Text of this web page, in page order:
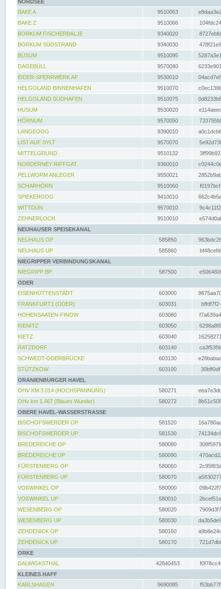
NORDSEE
BAKE A
9510063
BAKE Z
9510066
BORKUM FISCHERBALJE
9340020
BORKUM SÜDSTRAND
9340030
BÜSUM
9510095
DAGEBÜLL
9570040
EIDER-SPERRWERK AP
9530010
HELGOLAND BINNENHAFEN
9510070
HELGOLAND SÜDHAFEN
9510075
HUSUM
9530020
HÖRNUM
9570050
LANGEOOG
9390010
LIST AUF SYLT
9570070
MITTELGRUND
9510132
NORDERNEY RIFFGAT
9360010
PELLWORM ANLEGER
9550021
SCHARHÖRN
9510060
SPIEKEROOG
9410010
WITTDÜN
9570010
ZEHNERLOCH
9510010
NEUHAUSER SPEISEKANAL
NEUHAUS OP
585850
NEUHAUS UP
585860
NIEGRIPPER VERBINDUNGSKANAL
NIEGRIPP BP
587500
ODER
EISENHÜTTENSTADT
603000
FRANKFURT1 (ODER)
603031
HOHENSAATEN-FINOW
603080
KIENITZ
603050
KIETZ
603040
RATZDORF
603140
SCHWEDT-ODERBRÜCKE
603130
STÜTZKOW
603100
ORANIENBURGER HAVEL
OHV KM 3.014 (HOCHSPANNUNG)
580271
OHv km 1.467 (Blaues Wunder)
580272
OBERE HAVEL-WASSERSTRASSE
BISCHOFSWERDER OP
581520
BISCHOFSWERDER UP
581530
BREDEREICHE OP
580080
BREDEREICHE UP
580090
FÜRSTENBERG OP
580060
FÜRSTENBERG UP
580070
VOßWINKEL OP
580000
VOßWINKEL UP
580010
WESENBERG OP
580020
WESENBERG UP
580030
ZEHDENICK OP
580160
ZEHDENICK UP
580170
ORKE
DALWIGKSTHAL
42840453
KLEINES HAFF
KARLSHAGEN
9690085